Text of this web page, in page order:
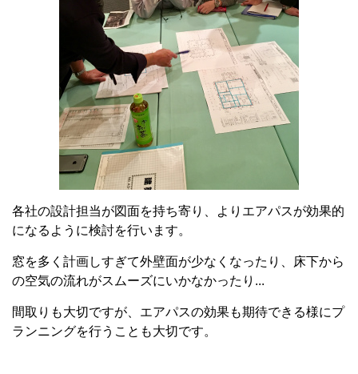
各社の設計担当が図面を持ち寄り、よりエアパスが効果的
になるように検討を行います。
窓を多く計画しすぎて外壁面が少なくなったり、床下から
の空気の流れがスムーズにいかなかったり...
間取りも大切ですが、エアパスの効果も期待できる様にプ
ランニングを行うことも大切です。